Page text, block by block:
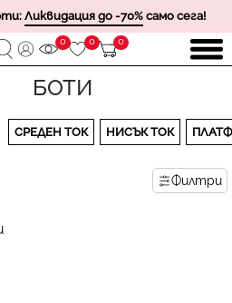
Ликвидация до -70% само сега!
0 0 0
БОТИ
СРЕДЕН ТОК НИСЪК ТОК
Филтри